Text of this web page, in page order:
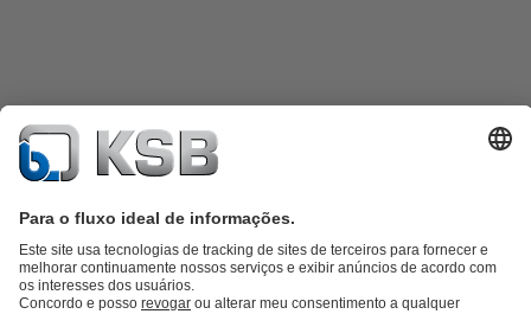
Catálogo de produtosKSB SupremeServ: peças sobressalentes